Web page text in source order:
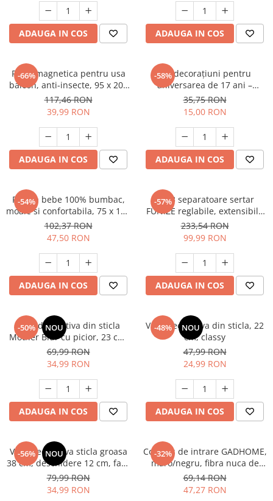
ADAUGA IN COS ADAUGA IN COS
-66%
Plasa magnetica pentru usa
balcon, anti-insecte, 95 x 200
cm, alb pur, fara benzi,
instalare usoara, fara scule
117,46 RON
39,99 RON
ADAUGA IN COS
-58%
Set decorațiuni pentru
aniversarea de 17 ani –
banner verde cu auriu,
triunghiuri, 24 de piese,
baloane “Happy Birthday”
pentru fete și băieți
35,75 RON
15,00 RON
ADAUGA IN COS
-54%
Patura bebe 100% bumbac,
moale si confortabila, 75 x 100
cm
102,37 RON
47,50 RON
ADAUGA IN COS
-57%
Set 3 separatoare sertar
FUNIZE reglabile, extensibile
32–58 cm, pentru haine,
bucatarie, birou sau dulap, 10
cm inaltime
233,54 RON
99,99 RON
ADAUGA IN COS
-50% NOU
Vaza decorativa din sticla
Mother Blur cu picior, 23 cm,
model floral gravat, design
elegant transparent
69,99 RON
34,99 RON
ADAUGA IN COS
-48% NOU
Vaza decorativa din sticla, 22
cm, classy
47,99 RON
24,99 RON
ADAUGA IN COS
-56% NOU
Vaza decorativa sticla groasa
38 cm, deschidere 12 cm, fara
baza, suport lumanare tip
lanterna, decor masa elegant,
evenimente si restaurante
79,99 RON
34,99 RON
-32%
Covoras de intrare GADHOME,
maro/negru, fibra nuca de
cocos, 60 x 40 cm
69,14 RON
47,27 RON